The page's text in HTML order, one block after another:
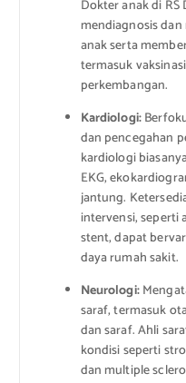
Dokter anak di
mendiagnosis
anak serta
termasuk
perkembangan.
Kardiologi:
dan pencegahan
kardiologi
EKG,
jantung.
intervensi, seperti
stent, dapat
daya rumah sakit.
Neurologi:
saraf, termasuk
dan saraf. Ahli
kondisi seperti
dan multiple